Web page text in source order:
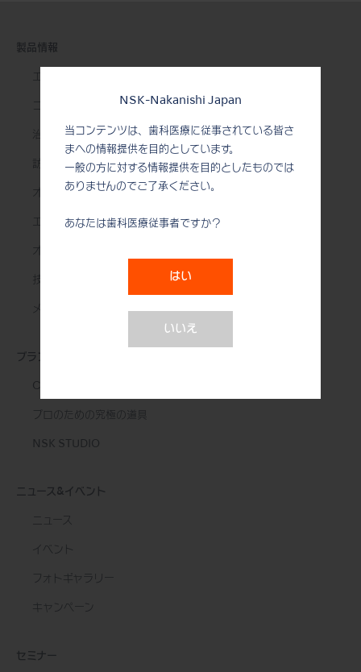
NSK-Nakanishi Japan
当コンテンツは、歯科医療に従事されている皆さ
まへの情報提供を目的としています。
一般の方に対する情報提供を目的としたものでは
ありませんのでご了承ください。
あなたは歯科医療従事者ですか？
はい
いいえ
製品情報
治療用モーター
訪問診療用機器
オーラルハイジーン
エンド治療
オーラルサージェリー
技工用製品
メンテナンス＆オートクレーブ
ブランド
Create it
プロのための究極の道具
NSK STUDIO
ニュース&イベント
ニュース
イベント
フォトギャラリー
キャンペーン
セミナー